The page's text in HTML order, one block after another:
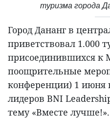
туризма города
Город Дананг в
приветствовал 1.000
присоединившихся к
поощрительные
конференции) 1 июня
лидеров BNI
тему «Вместе лучше!».